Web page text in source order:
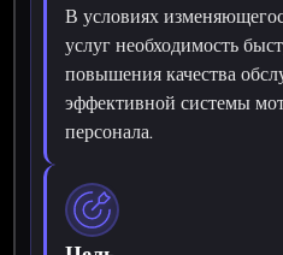
В условиях
услуг необходимость
повышения качества
эффективной системы
персонала.